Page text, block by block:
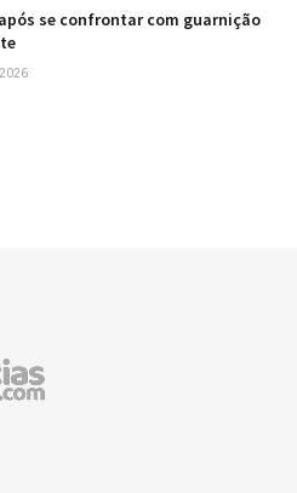
se confrontar com guarnição